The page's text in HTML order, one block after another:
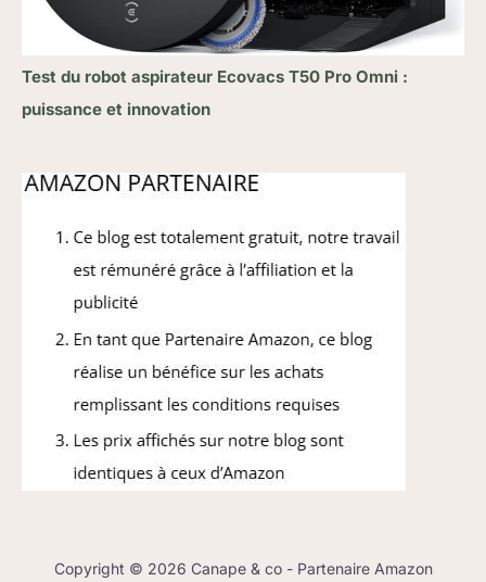
Test du robot aspirateur Ecovacs T50 Pro Omni :
puissance et innovation
Copyright © 2026 Canape & co - Partenaire Amazon